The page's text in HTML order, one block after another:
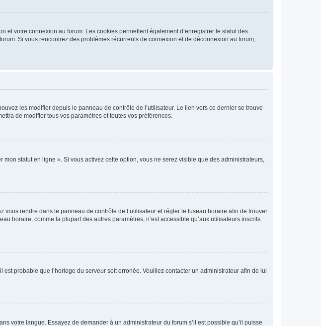
et votre connexion au forum. Les cookies permettent également d’enregistrer le statut des
Si vous rencontrez des problèmes récurrents de connexion et de déconnexion au forum,
les modifier depuis le panneau de contrôle de l’utilisateur. Le lien vers ce dernier se trouve
de modifier tous vos paramètres et toutes vos préférences.
statut en ligne ». Si vous activez cette option, vous ne serez visible que des administrateurs,
rendre dans le panneau de contrôle de l’utilisateur et régler le fuseau horaire afin de trouver
horaire, comme la plupart des autres paramètres, n’est accessible qu’aux utilisateurs inscrits.
probable que l’horloge du serveur soit erronée. Veuillez contacter un administrateur afin de lui
votre langue. Essayez de demander à un administrateur du forum s’il est possible qu’il puisse